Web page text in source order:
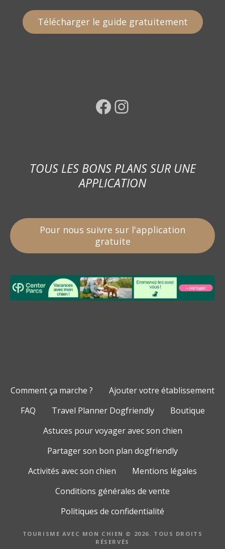
Télécharger le guide gratuitement
Facebook Instagram
TOUS LES BONS PLANS SUR UNE
APPLICATION
Pour nous suivre sur l'application
gratuite
Comment ça marche ?
Ajouter votre établissement
FAQ
Travel Planner Dogfriendly
Boutique
Astuces pour voyager avec son chien
Partager son bon plan dogfriendly
Activités avec son chien
Mentions légales
Conditions générales de vente
Politiques de confidentialité
TOURISME AVEC MON CHIEN © 2026. TOUS DROITS
RÉSERVÉS